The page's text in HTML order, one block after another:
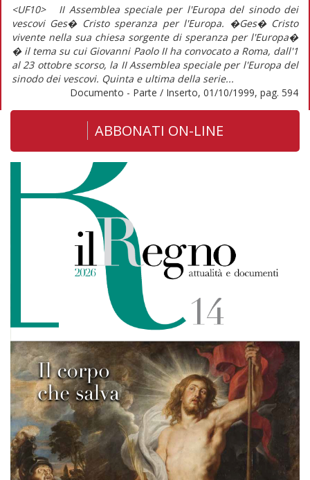
<UF10> II Assemblea speciale per l'Europa del sinodo dei
vescovi Ges� Cristo speranza per l'Europa. �Ges� Cristo
vivente nella sua chiesa sorgente di speranza per l'Europa�
� il tema su cui Giovanni Paolo II ha convocato a Roma, dall'1
al 23 ottobre scorso, la II Assemblea speciale per l'Europa del
sinodo dei vescovi. Quinta e ultima della serie...
Documento - Parte / Inserto, 01/10/1999, pag. 594
ABBONATI ON-LINE